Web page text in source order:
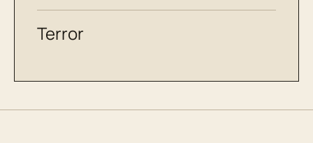
Terror